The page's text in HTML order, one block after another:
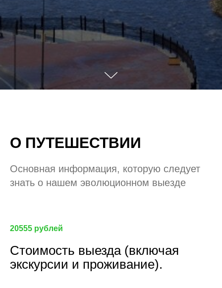
О ПУТЕШЕСТВИИ
Основная информация, которую следует
знать о нашем эволюционном выезде
20555 рублей
Стоимость выезда (включая
экскурсии и проживание).